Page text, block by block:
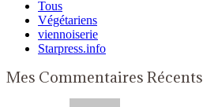
Tous
Végétariens
viennoiserie
Starpress.info
Mes Commentaires Récents